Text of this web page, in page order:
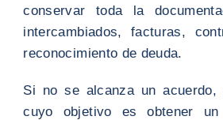
conservar toda la
intercambiados, facturas,
reconocimiento de deuda.
Si no se alcanza un acuerdo,
cuyo objetivo es obtener